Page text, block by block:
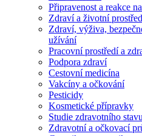
Připravenost a reakce
Zdraví a životní
Zdraví, výživa,
užívání
Pracovní prostředí a
Podpora zdraví
Cestovní medicína
Vakcíny a očkování
Pesticidy
Kosmetické přípravky
Studie zdravotního
Zdravotní a očkovací